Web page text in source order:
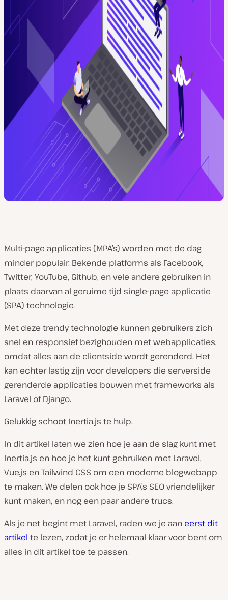
Multi-page applicaties (MPA’s) worden met de dag
minder populair. Bekende platforms als Facebook,
Twitter, YouTube, Github, en vele andere gebruiken in
plaats daarvan al geruime tijd single-page applicatie
(SPA) technologie.
Met deze trendy technologie kunnen gebruikers zich
snel en responsief bezighouden met webapplicaties,
omdat alles aan de clientside wordt gerenderd. Het
kan echter lastig zijn voor developers die serverside
gerenderde applicaties bouwen met frameworks als
Laravel of Django.
Gelukkig schoot Inertia.js te hulp.
In dit artikel laten we zien hoe je aan de slag kunt met
Inertia.js en hoe je het kunt gebruiken met Laravel,
Vue.js en Tailwind CSS om een moderne blogwebapp
te maken. We delen ook hoe je SPA’s SEO vriendelijker
kunt maken, en nog een paar andere trucs.
Als je net begint met Laravel, raden we je aan eerst dit
artikel te lezen, zodat je er helemaal klaar voor bent om
alles in dit artikel toe te passen.